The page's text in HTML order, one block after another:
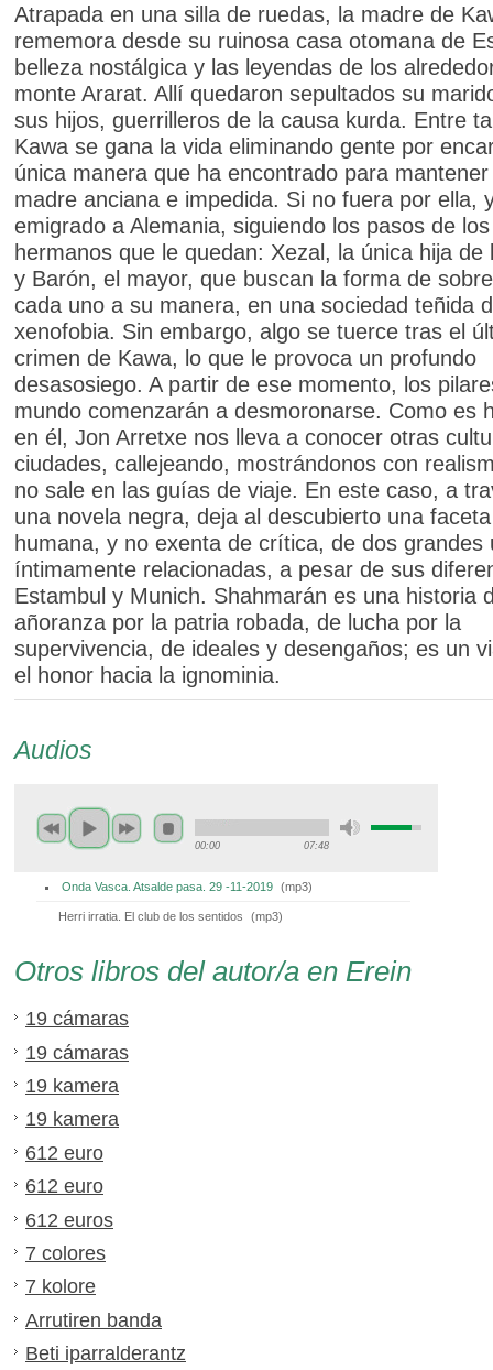
Atrapada en una silla de ruedas, la madre de
rememora desde su ruinosa casa otomana de
belleza nostálgica y las leyendas de los
monte Ararat. Allí quedaron sepultados su
sus hijos, guerrilleros de la causa kurda. Entre
Kawa se gana la vida eliminando gente por
única manera que ha encontrado para
madre anciana e impedida. Si no fuera por ella,
emigrado a Alemania, siguiendo los pasos de
hermanos que le quedan: Xezal, la única hija de
y Barón, el mayor, que buscan la forma de
cada uno a su manera, en una sociedad teñida
xenofobia. Sin embargo, algo se tuerce tras el
crimen de Kawa, lo que le provoca un profundo
desasosiego. A partir de ese momento, los
mundo comenzarán a desmoronarse. Como es
en él, Jon Arretxe nos lleva a conocer otras
ciudades, callejeando, mostrándonos con
no sale en las guías de viaje. En este caso, a
una novela negra, deja al descubierto una
humana, y no exenta de crítica, de dos grandes
íntimamente relacionadas, a pesar de sus
Estambul y Munich. Shahmarán es una historia
añoranza por la patria robada, de lucha por la
supervivencia, de ideales y desengaños; es un
el honor hacia la ignominia.
Audios
00:00 07:48
Onda Vasca. Atsalde pasa. 29 -11-2019 (mp3)
Herri irratia. El club de los sentidos (mp3)
Otros libros del autor/a en Erein
19 cámaras
19 cámaras
19 kamera
19 kamera
612 euro
612 euro
612 euros
7 colores
7 kolore
Arrutiren banda
Beti iparralderantz